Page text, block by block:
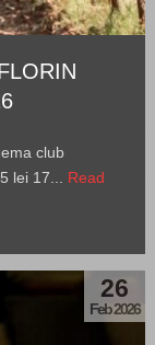
club
lei 17... Read
26
Feb 2026